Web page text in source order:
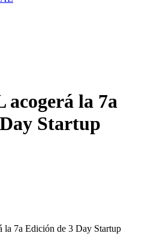
acogerá la 7a
Startup
la 7a Edición de 3 Day Startup